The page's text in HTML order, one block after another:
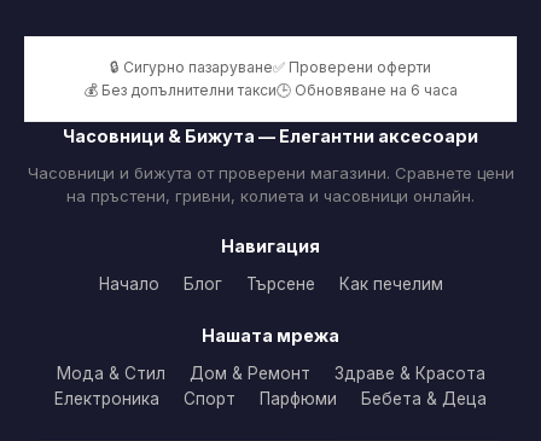
🔒 Сигурно пазаруване✅ Проверени оферти
💰 Без допълнителни такси🕒 Обновяване на 6 часа
Часовници & Бижута — Елегантни аксесоари
Часовници и бижута от проверени магазини. Сравнете цени
на пръстени, гривни, колиета и часовници онлайн.
Навигация
Начало Блог Търсене Как печелим
Нашата мрежа
Мода & Стил Дом & Ремонт
Здраве & Красота
Електроника
Спорт Парфюми Бебета & Деца